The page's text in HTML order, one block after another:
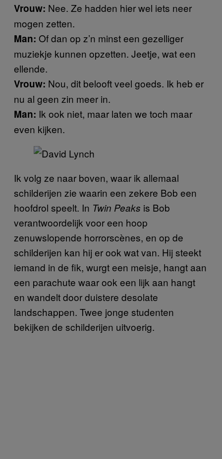
Vrouw: Nee. Ze hadden hier wel iets neer
mogen zetten.
Man: Of dan op z’n minst een gezelliger
muziekje kunnen opzetten. Jeetje, wat een
ellende.
Vrouw: Nou, dit belooft veel goeds. Ik heb er
nu al geen zin meer in.
Man: Ik ook niet, maar laten we toch maar
even kijken.
Ik volg ze naar boven, waar ik allemaal
schilderijen zie waarin een zekere Bob een
hoofdrol speelt. In Twin Peaks is Bob
verantwoordelijk voor een hoop
zenuwslopende horrorscènes, en op de
schilderijen kan hij er ook wat van. Hij steekt
iemand in de fik, wurgt een meisje, hangt aan
een parachute waar ook een lijk aan hangt
en wandelt door duistere desolate
landschappen. Twee jonge studenten
bekijken de schilderijen uitvoerig.